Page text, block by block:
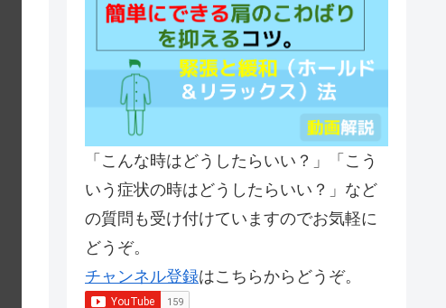
「こんな時はどうしたらいい？」「こう
いう症状の時はどうしたらいい？」など
の質問も受け付けていますのでお気軽に
どうぞ。
チャンネル登録はこちらからどうぞ。